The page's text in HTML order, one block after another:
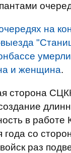
на
и женщина.
сторона
в работе
со
раз